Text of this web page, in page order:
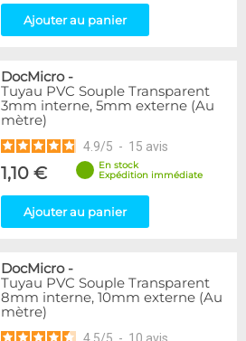
Ajouter au panier
DocMicro-
Tuyau PVC Souple Transparent
3mm interne, 5mm externe (Au
mètre)
4.9/5 - 15 avis
1,10 €
En stock
Expédition immédiate
Ajouter au panier
DocMicro-
Tuyau PVC Souple Transparent
8mm interne, 10mm externe (Au
mètre)
4.5/5 - 10 avis